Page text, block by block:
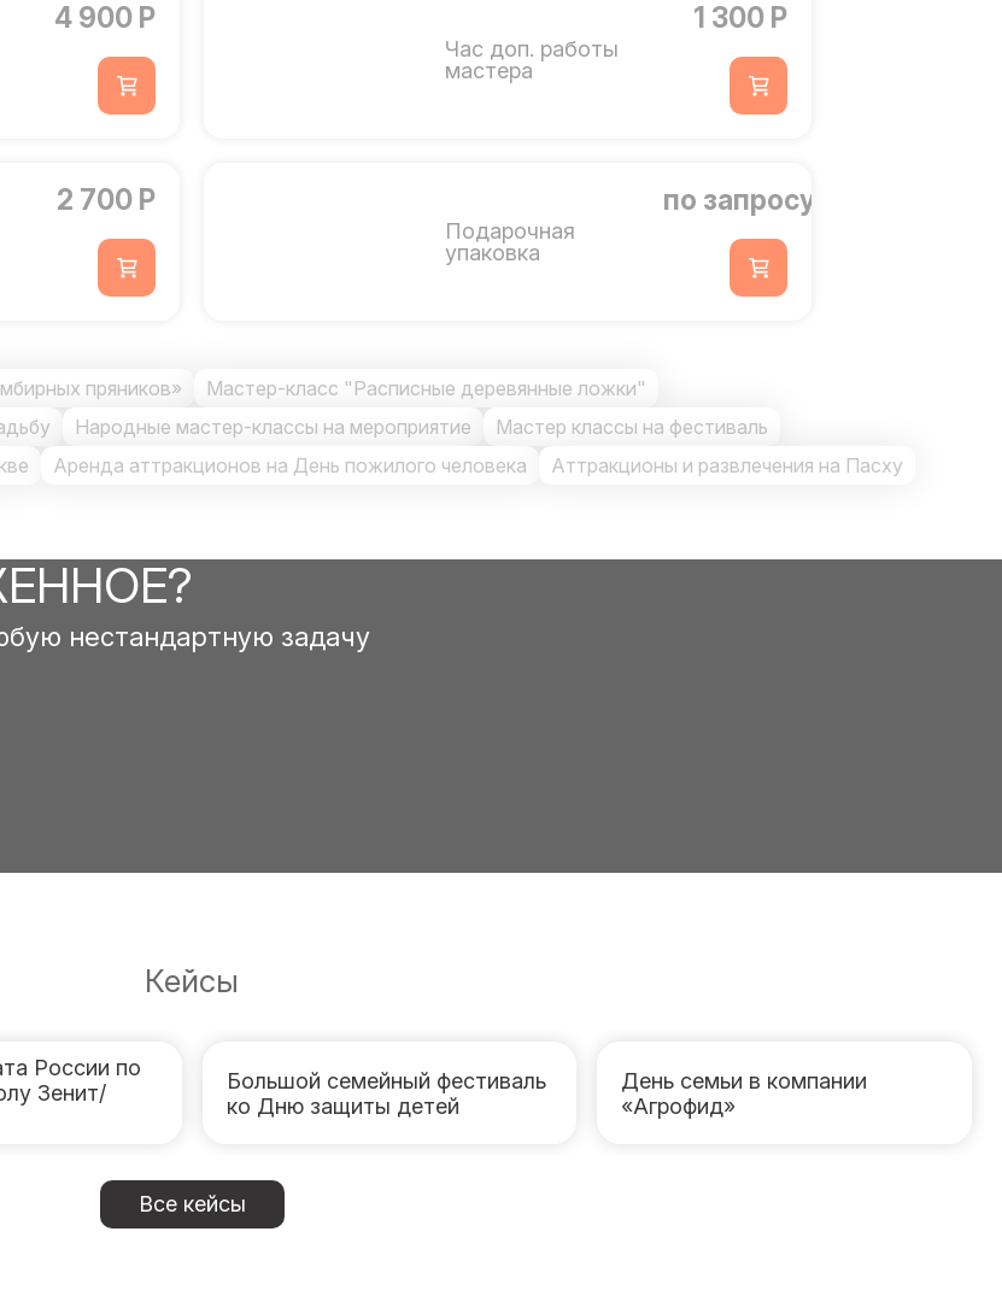
4 900 Р
Час доп. работы
мастера
1 300 Р
2 700 Р
Подарочная
упаковка
по запросу
пряников»
Мастер-класс "Расписные деревянные ложки"
Народные мастер-классы на мероприятие
Мастер классы на фестиваль
Аренда аттракционов на День пожилого человека
Аттракционы и развлечения на Пасху
нестандартную задачу
Кейсы
России по
Зенит/
Большой семейный фестиваль
ко Дню защиты детей
День семьи в компании
«Агрофид»
Все кейсы